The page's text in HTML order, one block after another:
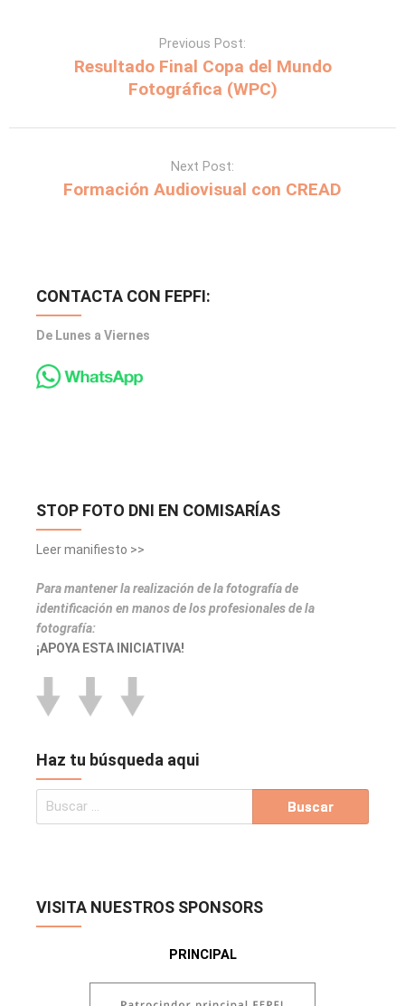
Previous Post:
Resultado Final Copa del Mundo
Fotográfica (WPC)
Next Post:
Formación Audiovisual con CREAD
CONTACTA CON FEPFI:
De Lunes a Viernes
STOP FOTO DNI EN COMISARÍAS
Leer manifiesto >>
Para mantener la realización de la fotografía de
identificación en manos de los profesionales de la
fotografía:
¡APOYA ESTA INICIATIVA!
Haz tu búsqueda aqui
VISITA NUESTROS SPONSORS
PRINCIPAL